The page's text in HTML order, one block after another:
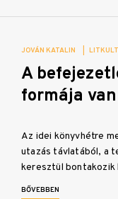
JOVÁN KATALIN LITKULT
A
formája van
Az idei könyvhétre
utazás távlatából, a
keresztül
BŐVEBBEN